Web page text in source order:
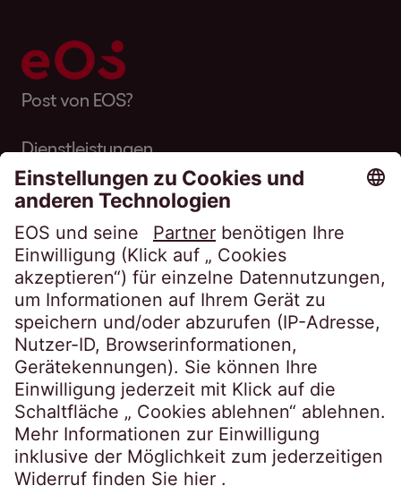
Post von EOS?
Dienstleistungen
Über EOS
Karriere
Folgen Sie uns auf